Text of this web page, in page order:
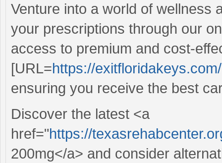
Venture into a world of wellness
your prescriptions through our
access to premium and cost-
[URL=https://
ensuring you receive the best
Discover the latest <a
href="https://
200mg</a> and consider